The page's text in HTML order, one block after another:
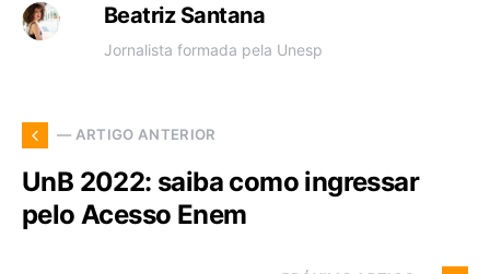
Beatriz Santana
Jornalista formada pela Unesp
— ARTIGO ANTERIOR
UnB 2022: saiba como ingressar
pelo Acesso Enem